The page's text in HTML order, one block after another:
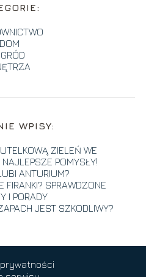
DOM
WPISY:
ZIELEŃ WE
POMYSŁY!
ANTURIUM?
FIRANKI? SPRAWDZONE
I PORADY
JEST SZKODLIWY?